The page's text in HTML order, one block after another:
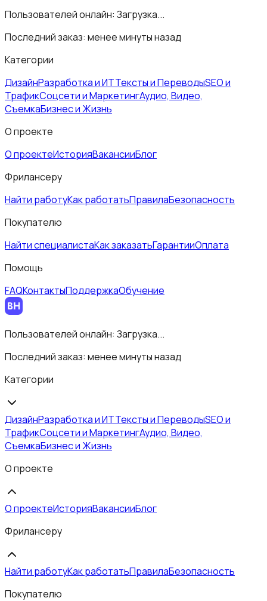
Пользователей онлайн: Загрузка...
Последний заказ: менее минуты назад
Категории
ДизайнРазработка и ИТТексты и ПереводыSEO и
ТрафикСоцсети и МаркетингАудио, Видео,
СъемкаБизнес и Жизнь
О проекте
О проектеИсторияВакансииБлог
Фрилансеру
Найти работуКак работатьПравилаБезопасность
Покупателю
Найти специалистаКак заказатьГарантииОплата
Помощь
FAQКонтактыПоддержкаОбучение
Пользователей онлайн: Загрузка...
Последний заказ: менее минуты назад
Категории
ДизайнРазработка и ИТТексты и ПереводыSEO и
ТрафикСоцсети и МаркетингАудио, Видео,
СъемкаБизнес и Жизнь
О проекте
О проектеИсторияВакансииБлог
Фрилансеру
Найти работуКак работатьПравилаБезопасность
Покупателю